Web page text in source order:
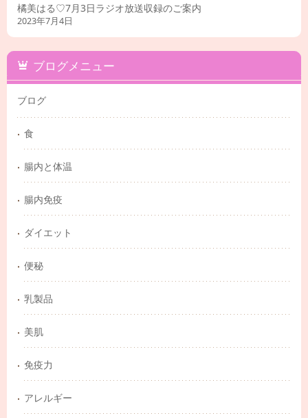
橘美はる♡7月3日ラジオ放送収録のご案内
2023年7月4日
ブログメニュー
ブログ
食
腸内と体温
腸内免疫
ダイエット
便秘
乳製品
美肌
免疫力
アレルギー